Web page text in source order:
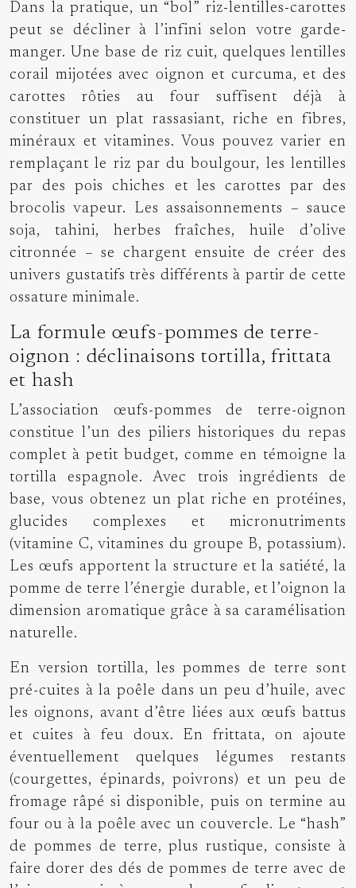
Dans la pratique, un “bol” riz-lentilles-carottes
peut se décliner à l’infini selon votre garde-
manger. Une base de riz cuit, quelques lentilles
corail mijotées avec oignon et curcuma, et des
carottes rôties au four suffisent déjà à
constituer un plat rassasiant, riche en fibres,
minéraux et vitamines. Vous pouvez varier en
remplaçant le riz par du boulgour, les lentilles
par des pois chiches et les carottes par des
brocolis vapeur. Les assaisonnements – sauce
soja, tahini, herbes fraîches, huile d’olive
citronnée – se chargent ensuite de créer des
univers gustatifs très différents à partir de cette
ossature minimale.
La formule œufs-pommes de terre-
oignon : déclinaisons tortilla, frittata
et hash
L’association œufs-pommes de terre-oignon
constitue l’un des piliers historiques du repas
complet à petit budget, comme en témoigne la
tortilla espagnole. Avec trois ingrédients de
base, vous obtenez un plat riche en protéines,
glucides complexes et micronutriments
(vitamine C, vitamines du groupe B, potassium).
Les œufs apportent la structure et la satiété, la
pomme de terre l’énergie durable, et l’oignon la
dimension aromatique grâce à sa caramélisation
naturelle.
En version tortilla, les pommes de terre sont
pré-cuites à la poêle dans un peu d’huile, avec
les oignons, avant d’être liées aux œufs battus
et cuites à feu doux. En frittata, on ajoute
éventuellement quelques légumes restants
(courgettes, épinards, poivrons) et un peu de
fromage râpé si disponible, puis on termine au
four ou à la poêle avec un couvercle. Le “hash”
de pommes de terre, plus rustique, consiste à
faire dorer des dés de pommes de terre avec de